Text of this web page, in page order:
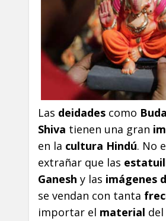
Las deidades como Buda
Shiva tienen una gran
en la cultura Hindú. No
extrañar que las
Ganesh y las imágenes
se vendan con tanta
importar el material